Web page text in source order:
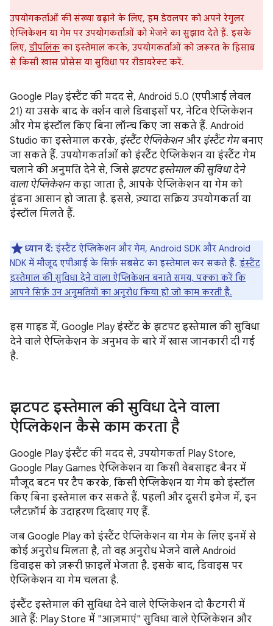
उपयोगकर्ताओं की संख्या बढ़ाने के लिए, हम डेवलपर को अपने रेगुलर
ऐप्लिकेशन या गेम पर उपयोगकर्ताओं को भेजने का सुझाव देते हैं. इसके
लिए, डीपलिंक का इस्तेमाल करके, उपयोगकर्ताओं को ज़रूरत के हिसाब
से किसी खास प्रोसेस या सुविधा पर रीडायरेक्ट करें.
Google Play इंस्टैंट की मदद से, Android 5.0 (एपीआई लेवल
21) या उसके बाद के वर्शन वाले डिवाइसों पर, नेटिव ऐप्लिकेशन
और गेम इंस्टॉल किए बिना लॉन्च किए जा सकते हैं. Android
Studio का इस्तेमाल करके, इंस्टैंट ऐप्लिकेशनऔर इंस्टैंट गेमबनाए
जा सकते हैं. उपयोगकर्ताओं को इंस्टैंट ऐप्लिकेशन या इंस्टैंट गेम
चलाने की अनुमति देने से, जिसे झटपट इस्तेमाल की सुविधा देने
वाला ऐप्लिकेशनकहा जाता है, आपके ऐप्लिकेशन या गेम को
ढूंढना आसान हो जाता है. इससे, ज़्यादा सक्रिय उपयोगकर्ता या
इंस्टॉल मिलते हैं.
ध्यान दें: इंस्टैंट ऐप्लिकेशन और गेम, Android SDK और Android
NDK में मौजूद एपीआई के सिर्फ़ सबसेट का इस्तेमाल कर सकते हैं. इंस्टैंट
इस्तेमाल की सुविधा देने वाला ऐप्लिकेशन बनाते समय, पक्का करें कि
आपने सिर्फ़ उन अनुमतियों का अनुरोध किया हो जो काम करती हैं.
इस गाइड में, Google Play इंस्टेंट के झटपट इस्तेमाल की सुविधा
देने वाले ऐप्लिकेशन के अनुभव के बारे में खास जानकारी दी गई
है.
झटपट इस्तेमाल की सुविधा देने वाला
ऐप्लिकेशन कैसे काम करता है
Google Play इंस्टैंट की मदद से, उपयोगकर्ता Play Store,
Google Play Games ऐप्लिकेशन या किसी वेबसाइट बैनर में
मौजूद बटन पर टैप करके, किसी ऐप्लिकेशन या गेम को इंस्टॉल
किए बिना इस्तेमाल कर सकते हैं. पहली और दूसरी इमेज में, इन
प्लैटफ़ॉर्म के उदाहरण दिखाए गए हैं.
जब Google Play को इंस्टैंट ऐप्लिकेशन या गेम के लिए इनमें से
कोई अनुरोध मिलता है, तो वह अनुरोध भेजने वाले Android
डिवाइस को ज़रूरी फ़ाइलें भेजता है. इसके बाद, डिवाइस पर
ऐप्लिकेशन या गेम चलता है.
इंस्टैंट इस्तेमाल की सुविधा देने वाले ऐप्लिकेशन दो कैटगरी में
आते हैं: Play Store में "आज़माएं" सुविधा वाले ऐप्लिकेशन और